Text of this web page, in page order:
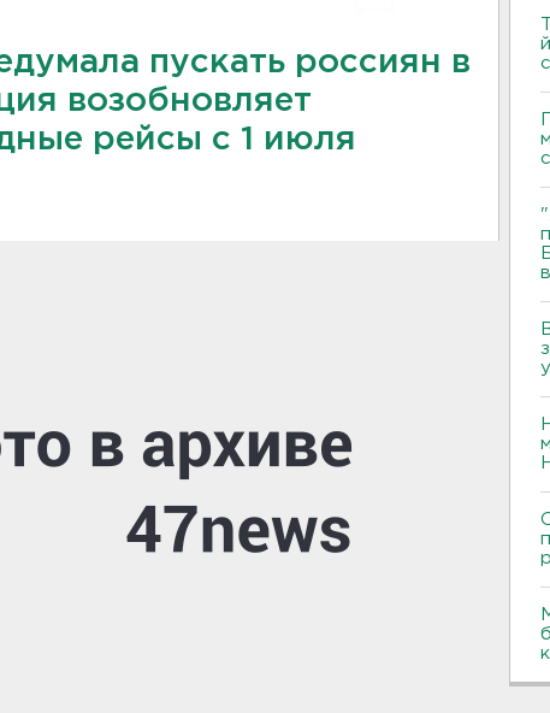
пускать россиян в
возобновляет
рейсы с 1 июля